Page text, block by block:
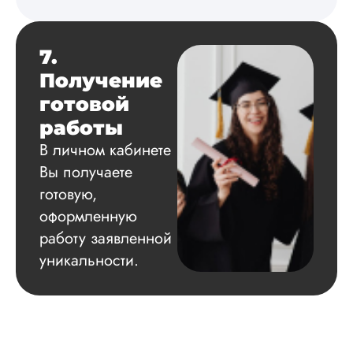
7.
Получение
готовой
работы
В личном кабинете
Вы получаете
готовую,
оформленную
работу заявленной
уникальности.